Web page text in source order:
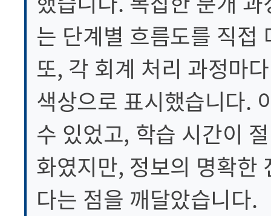
는 단계별 흐름도를 직접
또, 각 회계 처리 과정마
색상으로 표시했습니다.
수 있었고, 학습 시간이
화였지만, 정보의 명확한
다는 점을 깨달았습니다.